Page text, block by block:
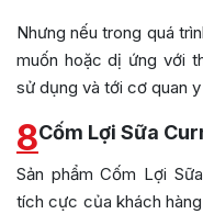
Nhưng nếu trong quá
muốn hoặc dị ứng với
sử dụng và tới cơ quan
8Cốm Lợi Sữa
Sản phẩm Cốm Lợi
tích cực của khách